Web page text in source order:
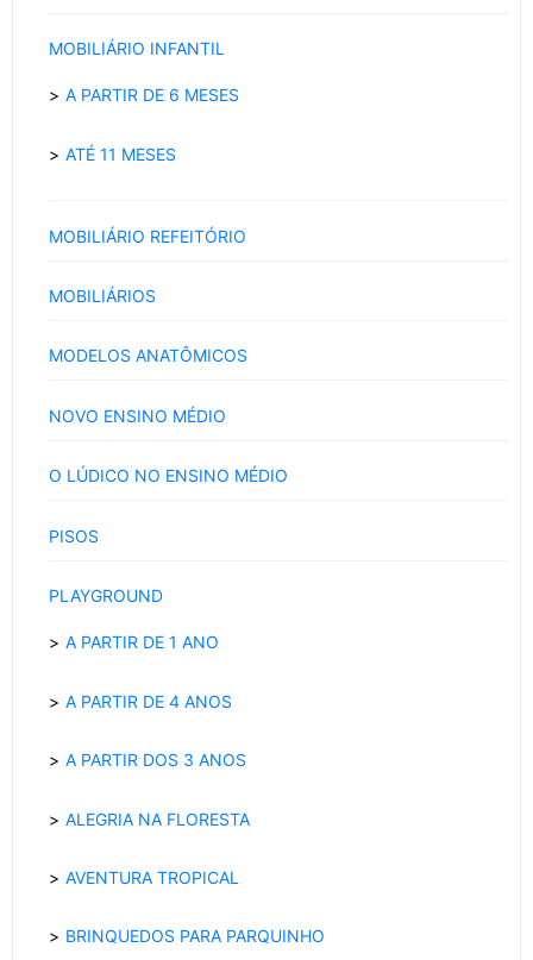
MOBILIÁRIO INFANTIL
A PARTIR DE 6 MESES
ATÉ 11 MESES
MOBILIÁRIO REFEITÓRIO
MOBILIÁRIOS
MODELOS ANATÔMICOS
NOVO ENSINO MÉDIO
O LÚDICO NO ENSINO MÉDIO
PISOS
PLAYGROUND
A PARTIR DE 1 ANO
A PARTIR DE 4 ANOS
A PARTIR DOS 3 ANOS
ALEGRIA NA FLORESTA
AVENTURA TROPICAL
BRINQUEDOS PARA PARQUINHO